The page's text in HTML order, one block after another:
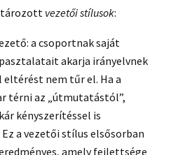
vezetői stílusok:
a csoportnak saját
akarja irányelvnek
nem tűr el. Ha a
térni az „útmutatástól”,
kényszerítéssel is
a vezetői stílus elsősorban
amely fejlettsége